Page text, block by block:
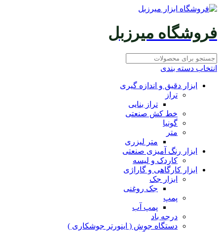
فروشگاه میرزبل
انتخاب دسته بندی
ابزار دقیق و اندازه گیری
تراز
تراز بنایی
خط کش صنعتی
گونیا
متر
متر لیزری
ابزار رنگ آمیزی صنعتی
کاردک و لیسه
ابزار کارگاهی و گاراژی
ابزار جک
جک روغنی
پمپ
پمپ آب
درجه باد
دستگاه جوش ( اینورتر جوشکاری )